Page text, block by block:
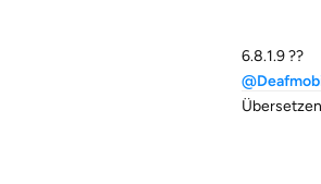
6.8.1.9 ??